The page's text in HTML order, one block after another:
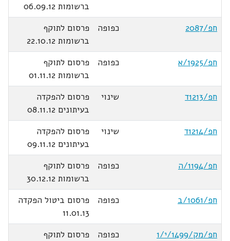
ברשומות 06.09.12
חפ/2087
כפופה
פרסום לתוקף
ברשומות 22.10.12
חפ/1925/א
כפופה
פרסום לתוקף
ברשומות 01.11.12
חפ/1213ד
שינוי
פרסום להפקדה
בעיתונים 08.11.12
חפ/1214ד
שינוי
פרסום להפקדה
בעיתונים 09.11.12
חפ/1194/ה
כפופה
פרסום לתוקף
ברשומות 30.12.12
חפ/1061/ב
כפופה
פרסום ביטול הפקדה
11.01.13
חפ/מק/1499/י/1
כפופה
פרסום לתוקף